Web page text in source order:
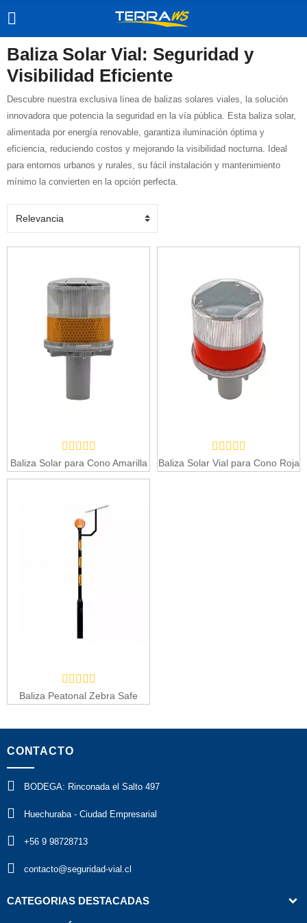
Baliza Solar Vial: Seguridad y
Visibilidad Eficiente
Descubre nuestra exclusiva línea de balizas solares viales, la solución
innovadora que potencia la seguridad en la vía pública. Esta baliza solar,
alimentada por energía renovable, garantiza iluminación óptima y
eficiencia, reduciendo costos y mejorando la visibilidad nocturna. Ideal
para entornos urbanos y rurales, su fácil instalación y mantenimiento
mínimo la convierten en la opción perfecta.
Baliza Solar para Cono Amarilla Baliza Solar Vial para Cono Roja
Baliza Peatonal Zebra Safe
CONTACTO
BODEGA: Rinconada el Salto 497
Huechuraba - Ciudad Empresarial
+56 9 98728713
contacto@seguridad-vial.cl
CATEGORIAS DESTACADAS